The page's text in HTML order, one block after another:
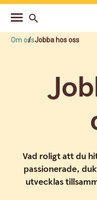
Go
navigation
Skip
Om ossJobba hos oss
Vad roligt att du
passionerade,
utvecklas